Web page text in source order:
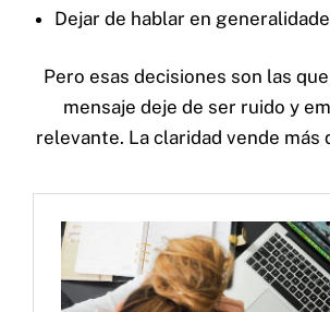
Dejar de hablar en
Pero esas decisiones son las
mensaje deje de ser ruido y
relevante. La claridad vende más